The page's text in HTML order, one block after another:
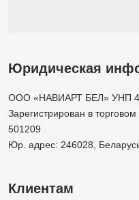
Юридическая
ООО «НАВИАРТ БЕЛ» УНП
Зарегистрирован в
501209
Юр. адрес: 246028,
Клиентам